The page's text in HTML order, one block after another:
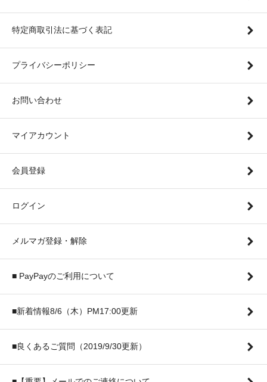
特定商取引法に基づく表記
プライバシーポリシー
お問い合わせ
マイアカウント
会員登録
ログイン
メルマガ登録・解除
■ PayPayのご利用について
■新着情報8/6（木）PM17:00更新
■良くあるご質問（2019/9/30更新）